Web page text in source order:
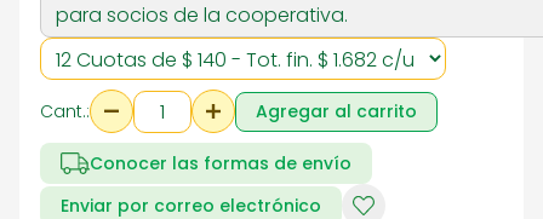
para socios de la cooperativa.
Cant.: Agregar al carrito
Conocer las formas de envío
Enviar por correo electrónico